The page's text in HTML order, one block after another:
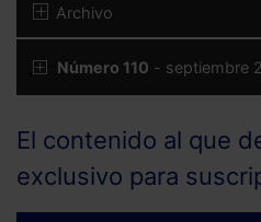
Archivo
Número 110 - septiembre
El contenido al que
exclusivo para